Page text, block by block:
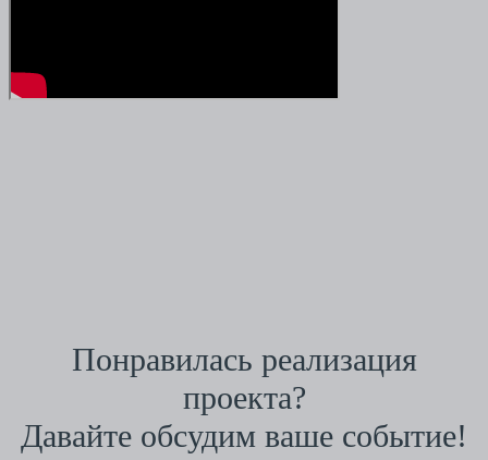
Понравилась реализация
проекта?
Давайте обсудим ваше событие!